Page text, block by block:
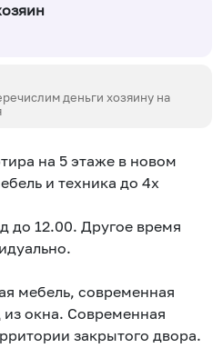
деньги хозяину на
на 5 этаже в новом
и техника до 4х
до 12.00. Другое время
мебель, современная
окна. Современная
закрытого двора.